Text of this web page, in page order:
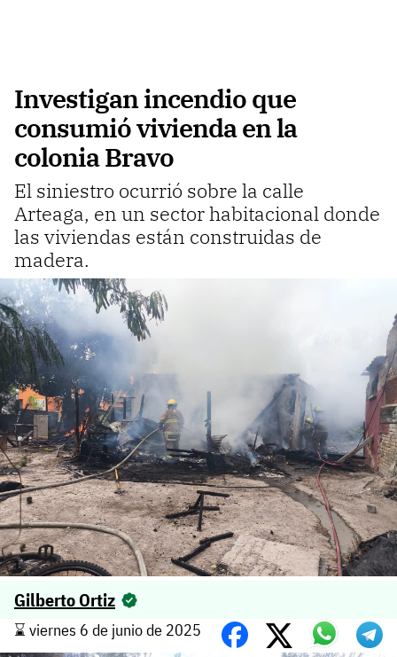
Investigan incendio que
consumió vivienda en la
colonia Bravo
El siniestro ocurrió sobre la calle
Arteaga, en un sector habitacional donde
las viviendas están construidas de
madera.
Gilberto Ortiz
⌛️ viernes 6 de junio de 2025